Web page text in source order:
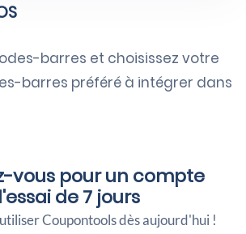
barres et choisissez votre
barres préféré à intégrer dans
vous pour un compte
de 7 jours
Coupontools dès aujourd'hui !